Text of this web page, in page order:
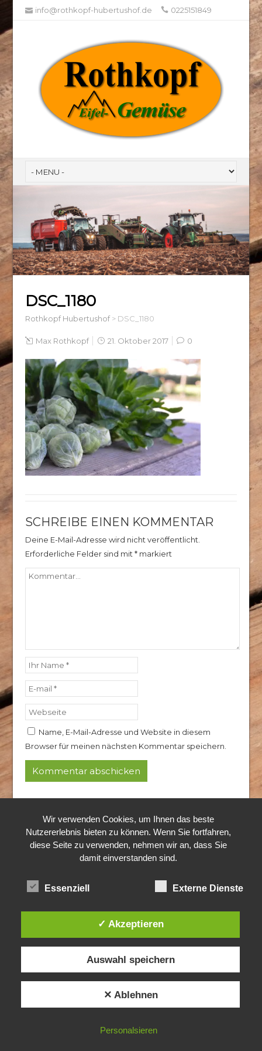
info@rothkopf-hubertushof.de 0225151849
DSC_1180
Rothkopf Hubertushof> DSC_1180
Max Rothkopf 21. Oktober 2017 0
SCHREIBE EINEN KOMMENTAR
Deine E-Mail-Adresse wird nicht veröffentlicht.
Erforderliche Felder sind mit *markiert
Name, E-Mail-Adresse und Website in diesem
Browser für meinen nächsten Kommentar speichern.
Alle Rechte vorbehalten.
Wir verwenden Cookies, um Ihnen das beste
Nutzererlebnis bieten zu können. Wenn Sie fortfahren,
diese Seite zu verwenden, nehmen wir an, dass Sie
damit einverstanden sind.
Essenziell Externe Dienste
✓ Akzeptieren
Auswahl speichern
✕ Ablehnen
Personalsieren